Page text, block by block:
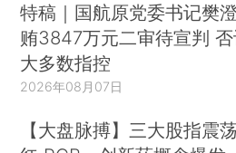
特稿｜国航原党委书记樊
贿3847万元二审待宣判 否
大多数指控
2026年08月07日
【大盘脉搏】三大股指震